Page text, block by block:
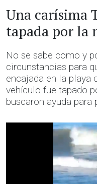
Una carísima
tapada por la
No se sabe como y
circunstancias para
encajada en la playa
vehículo fue tapado
buscaron ayuda para